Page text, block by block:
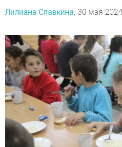
Лилиана Славкина, 30 мая